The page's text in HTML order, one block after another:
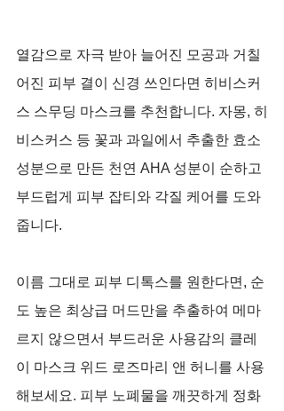
열감으로 자극 받아 늘어진 모공과 거칠
어진 피부 결이 신경 쓰인다면 히비스커
스 스무딩 마스크를 추천합니다. 자몽, 히
비스커스 등 꽃과 과일에서 추출한 효소
성분으로 만든 천연 AHA 성분이 순하고
부드럽게 피부 잡티와 각질 케어를 도와
줍니다.
이름 그대로 피부 디톡스를 원한다면, 순
도 높은 최상급 머드만을 추출하여 메마
르지 않으면서 부드러운 사용감의 클레
이 마스크 위드 로즈마리 앤 허니를 사용
해보세요. 피부 노폐물을 깨끗하게 정화